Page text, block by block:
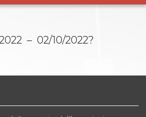
– 02/10/2022?